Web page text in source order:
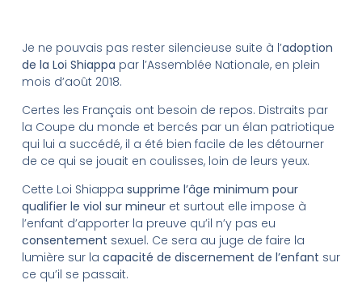
Je ne pouvais pas rester silencieuse suite à l’adoption
de la Loi Shiappa par l’Assemblée Nationale, en plein
mois d’août 2018.
Certes les Français ont besoin de repos. Distraits par
la Coupe du monde et bercés par un élan patriotique
qui lui a succédé, il a été bien facile de les détourner
de ce qui se jouait en coulisses, loin de leurs yeux.
Cette Loi Shiappa supprime l’âge minimum pour
qualifier le viol sur mineuret surtout elle impose à
l’enfant d’apporter la preuve qu’il n’y pas eu
consentement sexuel. Ce sera au juge de faire la
lumière sur la capacité de discernement de l’enfant sur
ce qu’il se passait.